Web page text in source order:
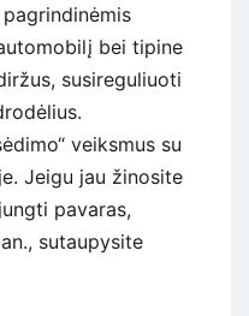
bei tipine
susireguliuoti
veiksmus su
Jeigu jau žinosite
pavaras,
sutaupysite